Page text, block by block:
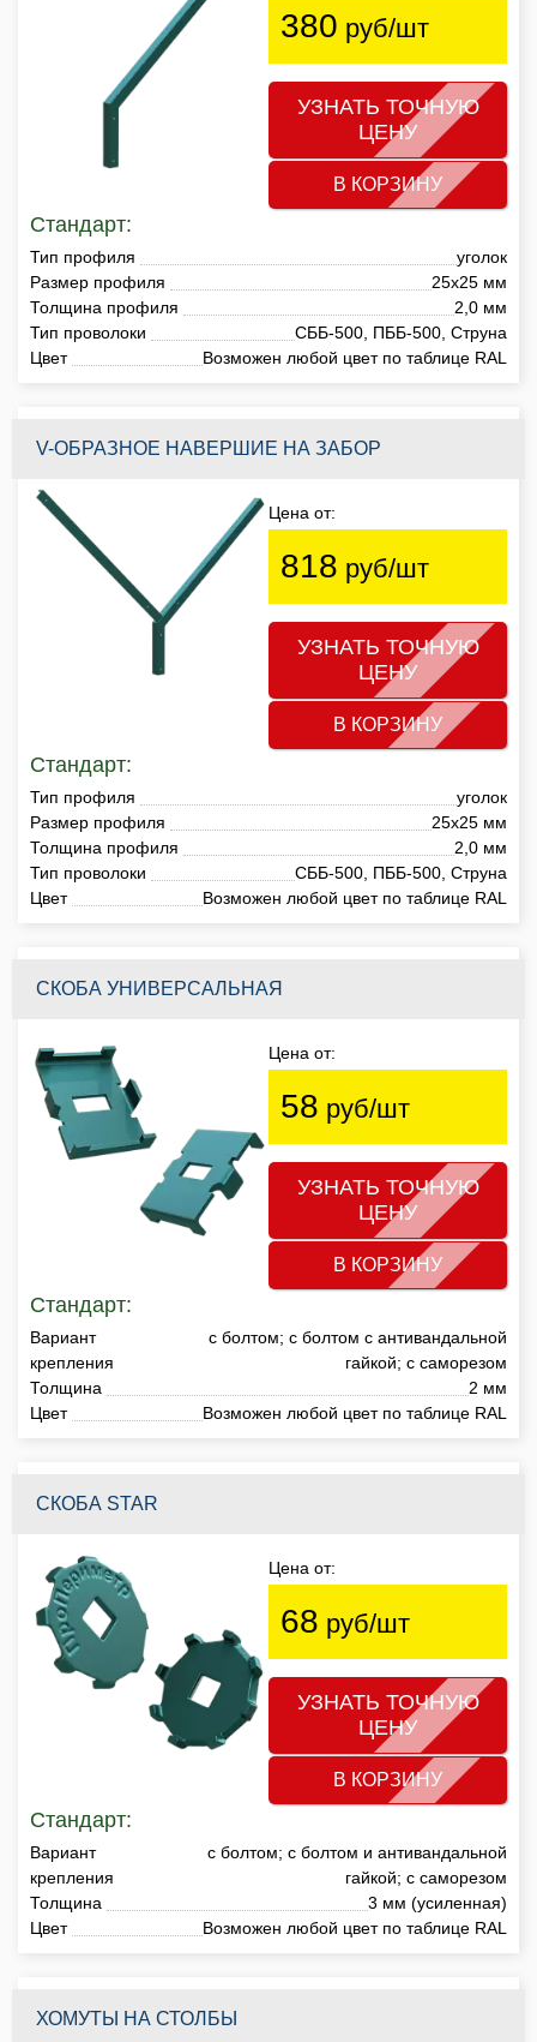
380 руб/шт
УЗНАТЬ ТОЧНУЮ
ЦЕНУ
В КОРЗИНУ
Стандарт:
Тип профиля
уголок
Размер профиля
25х25 мм
Толщина профиля
2,0 мм
Тип проволоки
СББ-500, ПББ-500, Струна
Цвет
Возможен любой цвет по таблице RAL
V-ОБРАЗНОЕ НАВЕРШИЕ НА ЗАБОР
Цена от:
818 руб/шт
УЗНАТЬ ТОЧНУЮ
ЦЕНУ
В КОРЗИНУ
Стандарт:
Тип профиля
уголок
Размер профиля
25х25 мм
Толщина профиля
2,0 мм
Тип проволоки
СББ-500, ПББ-500, Струна
Цвет
Возможен любой цвет по таблице RAL
СКОБА УНИВЕРСАЛЬНАЯ
Цена от:
58 руб/шт
УЗНАТЬ ТОЧНУЮ
ЦЕНУ
В КОРЗИНУ
Стандарт:
Вариант
крепления
с болтом; с болтом с антивандальной
гайкой; с саморезом
Толщина
2 мм
Цвет
Возможен любой цвет по таблице RAL
СКОБА STAR
Цена от:
68 руб/шт
УЗНАТЬ ТОЧНУЮ
ЦЕНУ
В КОРЗИНУ
Стандарт:
Вариант
крепления
с болтом; с болтом и антивандальной
гайкой; с саморезом
Толщина
3 мм (усиленная)
Цвет
Возможен любой цвет по таблице RAL
ХОМУТЫ НА СТОЛБЫ